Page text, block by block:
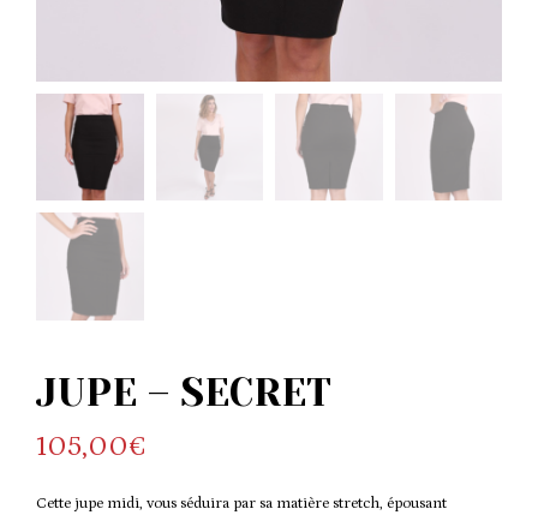
JUPE – SECRET
105,00€
Cette jupe midi, vous séduira par sa matière stretch, épousant